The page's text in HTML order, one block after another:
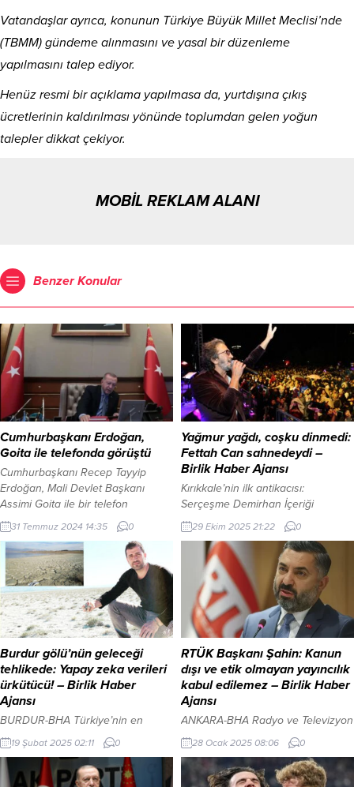
Vatandaşlar ayrıca, konunun Türkiye Büyük Millet Meclisi’nde
(TBMM) gündeme alınmasını ve yasal bir düzenleme
yapılmasını talep ediyor.
Henüz resmi bir açıklama yapılmasa da, yurtdışına çıkış
ücretlerinin kaldırılması yönünde toplumdan gelen yoğun
talepler dikkat çekiyor.
MOBİL REKLAM ALANI
Benzer Konular
Cumhurbaşkanı Erdoğan,
Goita ile telefonda görüştü
Cumhurbaşkanı Recep Tayyip
Erdoğan, Mali Devlet Başkanı
Assimi Goita ile bir telefon
görüşmesi gerçekleştirdi. ANKARA
(İGFA) – Cumhurbaşkanı Erdoğan,
Mali Devlet Başkanı Goita ile
telefonda görüştü İletişim
Başkanlığı’ndan aktarılan
görüşmede Türkiye ile Mali ikili
ilişkileri, terörle mücadelede iş
birliği, bölgesel ve küresel konular
ele alındı. Cumhurbaşkanı Erdoğan
görüşmede; Türkiye’nin Mali...
31 Temmuz 2024 14:35 0
Yağmur yağdı, coşku dinmedi:
Fettah Can sahnedeydi –
Birlik Haber Ajansı
Kırıkkale’nin ilk antikacısı:
Serçeşme Demirhan İçeriği
Görüntüle KIRIKKALE – BHA
Kırıkkale’de 29 Ekim Cumhuriyet
Bayramı kutlamaları, sağanak
yağışa rağmen büyük bir coşkuyla
gerçekleştirildi. Cumhuriyet
Meydanı’nı dolduran binlerce
vatandaş, ünlü sanatçı Fettah
Can’ın konserinde Cumhuriyet’in
102. yılını hep birlikte kutladı.
Kırıkkale Belediyesi tarafından
organize edilen kutlamalar, akşam
saatlerinde başlayan yoğun
yağışa...
29 Ekim 2025 21:22 0
Burdur gölü’nün geleceği
tehlikede: Yapay zeka verileri
ürkütücü! – Birlik Haber
Ajansı
BURDUR-BHA Türkiye’nin en
önemli su kaynaklarından biri olan
Burdur Gölü, kuraklık tehdidi
altında küçülmeye devam ediyor.
Smart City & Partners (SC&P)
19 Şubat 2025 02:11 0
RTÜK Başkanı Şahin: Kanun
dışı ve etik olmayan yayıncılık
kabul edilemez – Birlik Haber
Ajansı
ANKARA-BHA Radyo ve Televizyon
Üst Kurulu (RTÜK) Başkanı
Ebubekir Şahin, sosyal medya
hesabı üzerinden yaptığı
açıklamada, Bolu Kartalkaya’daki
28 Ocak 2025 08:06 0